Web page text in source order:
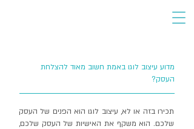
מדוע עיצוב לוגו באמת חשוב מאוד להצלחת
העסק?
תכירו בזה או לא, עיצוב לוגו הוא הפנים של העסק
שלכם. הוא משקף את האישיות של העסק שלכם,